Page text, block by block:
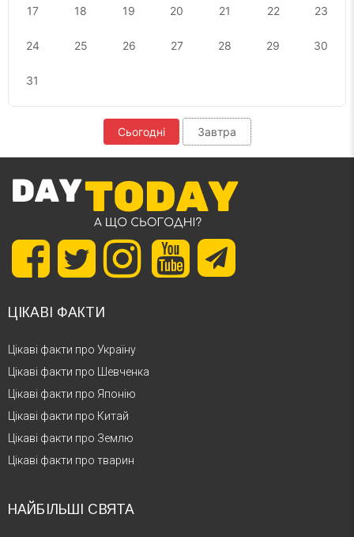
17 18 19 20 21 22 23
24 25 26 27 28 29 30
31
Сьогодні Завтра
ЦІКАВІ ФАКТИ
Цікаві факти про Україну
Цікаві факти про Шевченка
Цікаві факти про Японію
Цікаві факти про Китай
Цікаві факти про Землю
Цікаві факти про тварин
НАЙБІЛЬШІ СВЯТА